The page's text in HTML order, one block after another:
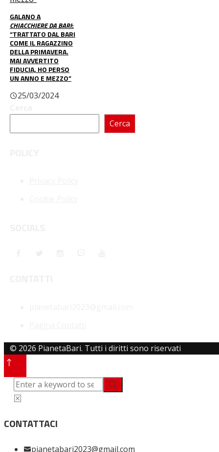
GALANO A
CHIACCHIERE DA BARI:
“TRATTATO DAL BARI
COME IL RAGAZZINO
DELLA PRIMAVERA.
MAI AVVERTITO
FIDUCIA, HO PERSO
UN ANNO E MEZZO”
25/03/2024
Cerca
© 2026 PianetaBari. Tutti i diritti sono riservati
CONTATTACI
pianetabari2023@gmail.com